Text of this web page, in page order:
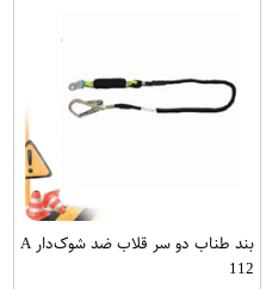
بند طناب دو سر قلاب ضد شوک‌دار A
112